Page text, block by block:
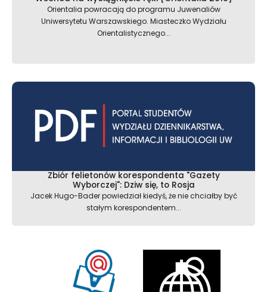
Orientalia powracają do programu Juwenaliów
Uniwersytetu Warszawskiego. Miasteczko Wydziału
Orientalistycznego...
Zbiór felietonów korespondenta "Gazety
Wyborczej": Dziw się, to Rosja
Jacek Hugo-Bader powiedział kiedyś, że nie chciałby być
stałym korespondentem...